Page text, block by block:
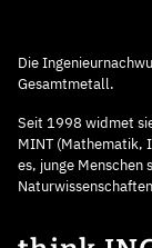
Die
Gesamtmetall.
Seit 1998 widmet
MINT (Mathematik,
es, junge Menschen